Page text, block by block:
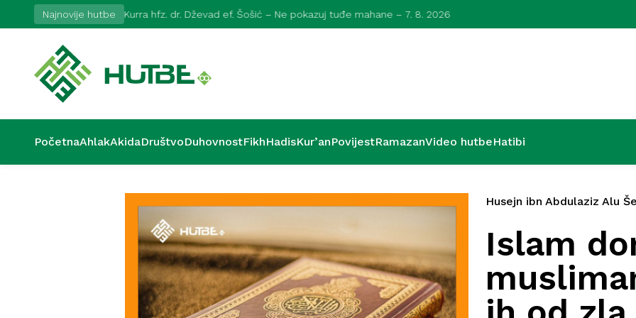
Najnovije hutbe Kurra hfz. dr. Dževad ef. Šošić – Ne pokazuj tuđe mahane – 7. 8. 2026 Kurra hfz.
PočetnaAhlakAkidaDruštvoDuhovnostFikhHadisKur’anPovijestRamazanVideo hutbeHatibi
Husejn ibn Abdulaziz Alu
Islam